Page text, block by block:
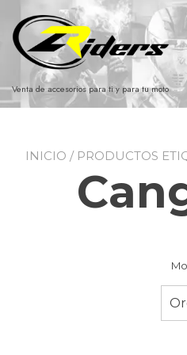
contenido
Venta de accesorios para ti y para tu moto
INICIO / PRODUCTOS